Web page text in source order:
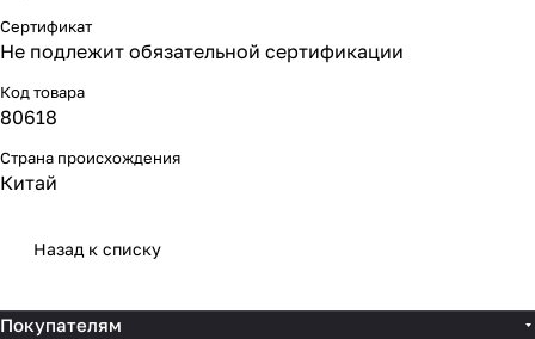
Сертификат
Не подлежит обязательной сертификации
Код товара
80618
Страна происхождения
Китай
Назад к списку
Покупателям